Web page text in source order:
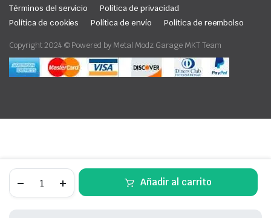
LED
empotrables
Añadir al carrito
Términos del servicio
Política de privacidad
Política de cookies
Política de envío Política de reembolso
Copyright 2024 © Powered by Metal Modz Garage MKT Team